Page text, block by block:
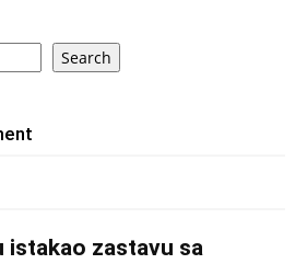
Search
istakao zastavu sa